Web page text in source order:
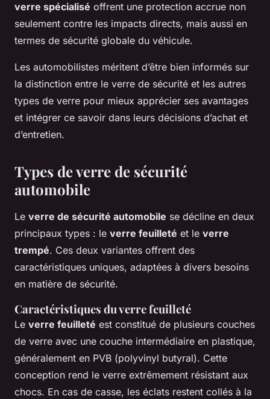
verre spécialisé offrent une protection accrue non
seulement contre les impacts directs, mais aussi en
termes de sécurité globale du véhicule.
Les automobilistes méritent d’être bien informés sur
la distinction entre le verre de sécurité et les autres
types de verre pour mieux apprécier ses avantages
et intégrer ce savoir dans leurs décisions d’achat et
d’entretien.
Types de verre de sécurité
automobile
Le verre de sécurité automobile se décline en deux
principaux types : le verre feuilleté et le verre
trempé. Ces deux variantes offrent des
caractéristiques uniques, adaptées à divers besoins
en matière de sécurité.
Caractéristiques du verre feuilleté
Le verre feuilleté est constitué de plusieurs couches
de verre avec une couche intermédiaire en plastique,
généralement en PVB (polyvinyl butyral). Cette
conception rend le verre extrêmement résistant aux
chocs. En cas de casse, les éclats restent collés à la